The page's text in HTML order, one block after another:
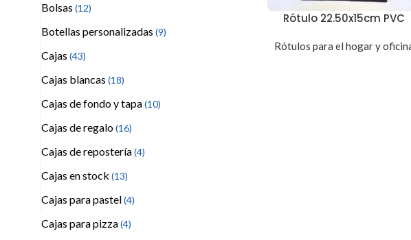
Bolsas (12)
Botellas personalizadas (9)
Cajas (43)
Cajas blancas (18)
Cajas de fondo y tapa(10)
Cajas de regalo(16)
Cajas de repostería(4)
Cajas en stock (13)
Cajas para pastel(4)
Cajas para pizza(4)
Rótulo 22.50x15cm PVC
Rótulos para el hogar y